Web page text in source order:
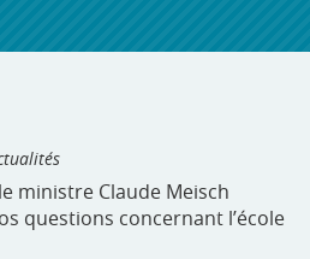
Twitter
ministre Claude Meisch
questions concernant l’école